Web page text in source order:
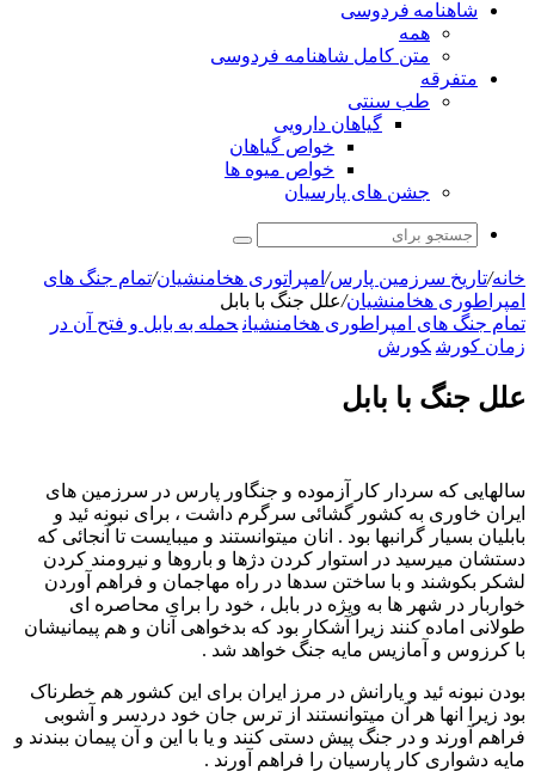
شاهنامه فردوسی
همه
متن کامل شاهنامه فردوسی
متفرقه
طب سنتی
گیاهان دارویی
خواص گیاهان
خواص میوه ها
جشن های پارسیان
جستجو
برای
خانه/تاریخ سرزمین پارس/ امپراتوری هخامنشیان/تمام جنگ های
امپراطوری هخامنشیان/علل جنگ با بابل
تمام جنگ های امپراطوری هخامنشیان حمله به بابل و فتح آن در
زمان کورش کورش
علل جنگ با بابل
سالهایی که سردار کار آزموده و جنگاور پارس در سرزمین های
ایران خاوری به کشور گشائی سرگرم داشت ، برای نبونه ئید و
بابلیان بسیار گرانبها بود . انان میتوانستند و میبایست تا آنجائی که
دستشان میرسید در استوار کردن دژها و باروها و نیرومند کردن
لشکر بکوشند و با ساختن سدها در راه مهاجمان و فراهم آوردن
خواربار در شهر ها به ویژه در بابل ، خود را برای محاصره ای
طولانی اماده کنند زیرا آشکار بود که بدخواهی آنان و هم پیمانیشان
با کرزوس و آمازیس مایه جنگ خواهد شد .
بودن نبونه ئید و یارانش در مرز ایران برای این کشور هم خطرناک
بود زیرا انها هر آن میتوانستند از ترس جان خود دردسر و آشوبی
فراهم آورند و در جنگ پیش دستی کنند و یا با این و آن پیمان ببندند و
مایه دشواری کار پارسیان را فراهم آورند .